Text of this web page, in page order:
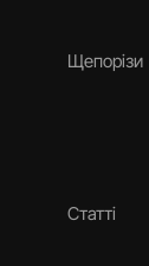
Щепорізи
Статті